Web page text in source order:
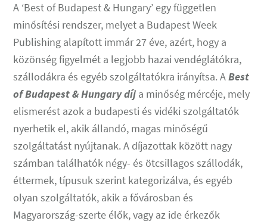
A ‘Best of Budapest & Hungary’ egy független
minősítési rendszer, melyet a Budapest Week
Publishing alapított immár 27 éve, azért, hogy a
közönség figyelmét a legjobb hazai vendéglátókra,
szállodákra és egyéb szolgáltatókra irányítsa. ABest
of Budapest & Hungary díja minőség mércéje, mely
elismerést azok a budapesti és vidéki szolgáltatók
nyerhetik el, akik állandó, magas minőségű
szolgáltatást nyújtanak. A díjazottak között nagy
számban találhatók négy- és ötcsillagos szállodák,
éttermek, típusuk szerint kategorizálva, és egyéb
olyan szolgáltatók, akik a fővárosban és
Magyarország-szerte élők, vagy az ide érkezők